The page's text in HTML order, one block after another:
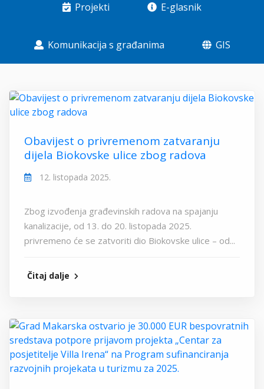
Projekti E-glasnik
Komunikacija s građanima GIS
Obavijest o privremenom zatvaranju
dijela Biokovske ulice zbog radova
12. listopada 2025.
Zbog izvođenja građevinskih radova na spajanju
kanalizacije, od 13. do 20. listopada 2025.
privremeno će se zatvoriti dio Biokovske ulice – od...
Čitaj dalje